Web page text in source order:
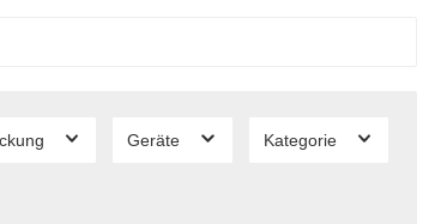
Geräte Kategorie